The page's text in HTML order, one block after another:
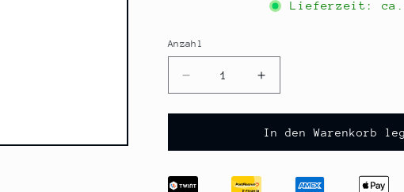
Lieferzeit:
Anzahl
Anzahl
Verringere
die
Menge
Klippfisch
Bacalao/
Erhöhe
die
Menge
für
Klippfisch
Bacalao/
In den Warenkorb